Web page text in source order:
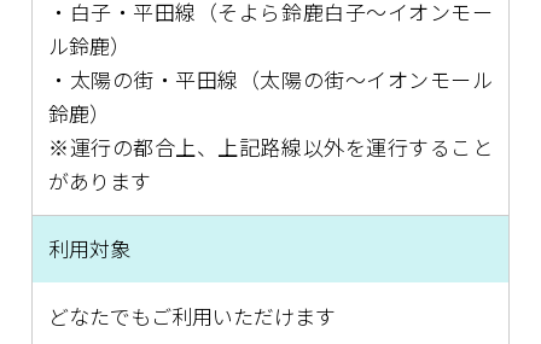
・白子・平田線（そよら鈴鹿白子～イオンモー
ル鈴鹿）
・太陽の街・平田線（太陽の街～イオンモール
鈴鹿）
※運行の都合上、上記路線以外を運行すること
があります
利用対象
どなたでもご利用いただけます